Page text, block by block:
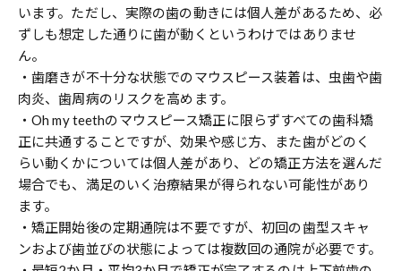
います。ただし、実際の歯の動きには個人差があるため、必
ずしも想定した通りに歯が動くというわけではありませ
ん。
・歯磨きが不十分な状態でのマウスピース装着は、虫歯や歯
肉炎、歯周病のリスクを高めます。
・Oh my teethのマウスピース矯正に限らずすべての歯科矯
正に共通することですが、効果や感じ方、また歯がどのく
らい動くかについては個人差があり、どの矯正方法を選んだ
場合でも、満足のいく治療結果が得られない可能性があり
ます。
・矯正開始後の定期通院は不要ですが、初回の歯型スキャ
ンおよび歯並びの状態によっては複数回の通院が必要です。